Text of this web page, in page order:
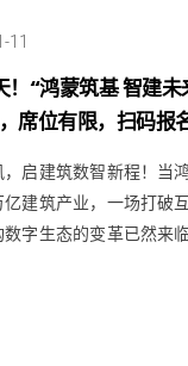
11
！“鸿蒙筑基 智建未
席位有限，扫码报
，启建筑数智新程！当
亿建筑产业，一场打破
数字生态的变革已然来